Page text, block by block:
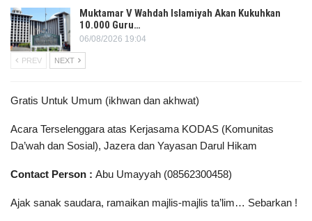
Muktamar V Wahdah Islamiyah Akan Kukuhkan
10.000 Guru…
06/08/2026 19:04
PREV NEXT
Gratis Untuk Umum (ikhwan dan akhwat)
Acara Terselenggara atas Kerjasama KODAS (Komunitas
Da’wah dan Sosial), Jazera dan Yayasan Darul Hikam
Contact Person : Abu Umayyah (08562300458)
Ajak sanak saudara, ramaikan majlis-majlis ta’lim… Sebarkan !